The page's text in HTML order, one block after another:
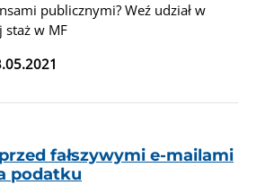
publicznymi? Weź udział w
staż w MF
fałszywymi e-mailami
podatku